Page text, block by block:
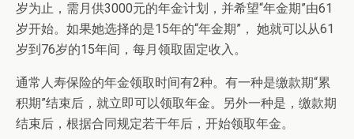
岁为止，需月供3000元的年金计划，并希望“年金期”由61
岁开始。如果她选择的是15年的“年金期”， 她就可以从61
岁到76岁的15年间，每月领取固定收入。
通常人寿保险的年金领取时间有2种。有一种是缴款期“累
积期”结束后，就立即可以领取年金。另外一种是，缴款期
结束后，根据合同规定若干年后，开始领取年金。